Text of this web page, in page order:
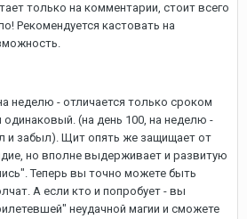
только на комментарии, стоит всего
Рекомендуется кастовать на
неделю - отличается только сроком
(на день 100, на неделю -
и забыл). Щит опять же защищает от
но вполне выдерживает и развитую
Теперь вы точно можете быть
А если кто и попробует - вы
неудачной магии и сможете